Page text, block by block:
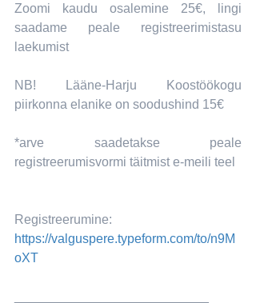
Zoomi kaudu osalemine 25€, lingi
saadame peale registreerimistasu
laekumist
NB! Lääne-Harju Koostöökogu
piirkonna elanike on soodushind 15€
*arve saadetakse peale
registreerumisvormi täitmist e-meili teel
https://valguspere.typeform.com/to/n9M
oXT